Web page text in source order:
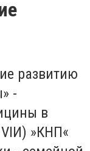
развитию
-
в
»КНП«